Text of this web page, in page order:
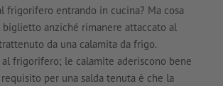
frigorifero entrando in cucina? Ma cosa
anziché rimanere attaccato al
da una calamita da frigo.
frigorifero; le calamite aderiscono bene
per una salda tenuta è che la